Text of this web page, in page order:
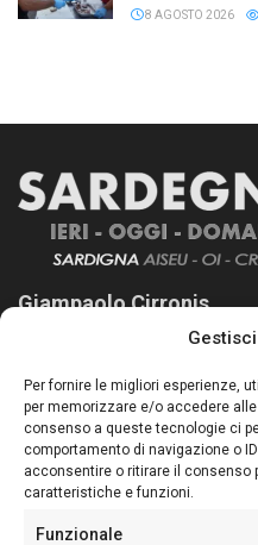
Per fornire le migliori esperienze,
per memorizzare e/o accedere
consenso a queste tecnologie ci
comportamento di navigazione o
acconsentire o ritirare il consenso
caratteristiche e funzioni.
Funzionale
8 AGOSTO 2026
Giampaolo Cirronis
Sardegna Ieri-Oggi-Domani
lettori su quanto accade in
nostro passato e, soprattutto,
Follow Us